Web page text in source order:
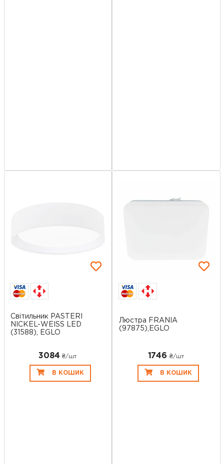
Світильник PASTERI
NICKEL-WEISS LED
(31588), EGLO
3084 ₴/шт
В КОШИК
Люстра FRANIA
(97875),EGLO
1746 ₴/шт
В КОШИК